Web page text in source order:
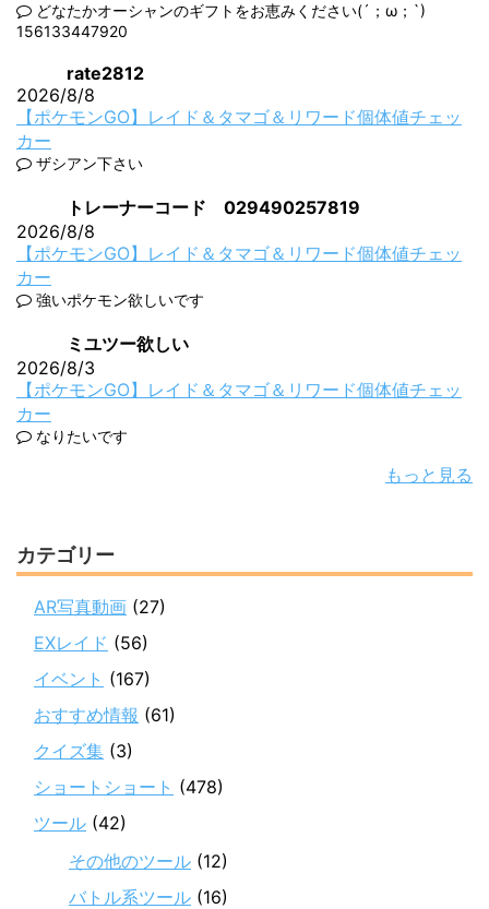
どなたかオーシャンのギフトをお恵みください(´；ω；`)
156133447920
rate2812
2026/8/8
【ポケモンGO】レイド＆タマゴ＆リワード個体値チェッ
カー
ザシアン下さい
トレーナーコード 029490257819
2026/8/8
【ポケモンGO】レイド＆タマゴ＆リワード個体値チェッ
カー
強いポケモン欲しいです
ミユツー欲しい
2026/8/3
【ポケモンGO】レイド＆タマゴ＆リワード個体値チェッ
カー
なりたいです
もっと見る
カテゴリー
AR写真動画 (27)
EXレイド (56)
イベント (167)
おすすめ情報 (61)
クイズ集 (3)
ショートショート (478)
ツール (42)
その他のツール (12)
バトル系ツール (16)